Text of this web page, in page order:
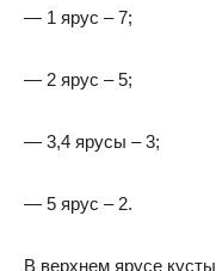
— 1 ярус – 7;
— 2 ярус – 5;
— 3,4 ярусы – 3;
— 5 ярус – 2.
В верхнем ярусе кусты